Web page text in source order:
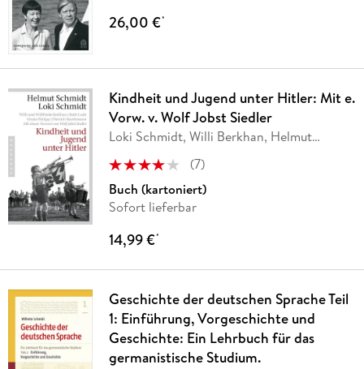
26,00 €*
Kindheit und Jugend unter Hitler: Mit e.
Vorw. v. Wolf Jobst Siedler
Loki Schmidt, Willi Berkhan, Helmut
(7)
Buch (kartoniert)
Sofort lieferbar
14,99 €*
Geschichte der deutschen Sprache Teil
1: Einführung, Vorgeschichte und
Geschichte: Ein Lehrbuch für das
germanistische Studium.